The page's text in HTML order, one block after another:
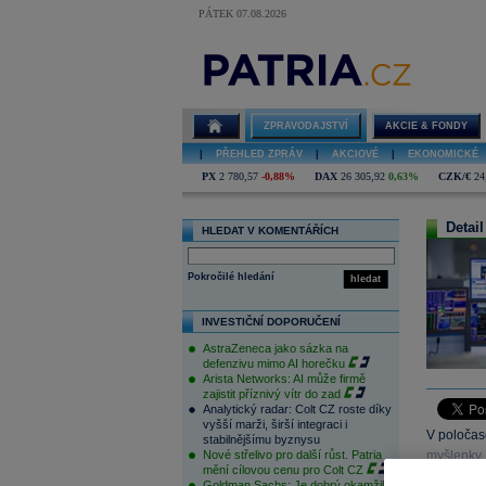
PÁTEK 07.08.2026
ZPRAVODAJSTVÍ AKCIE & FONDY
PŘEHLED ZPRÁV AKCIOVÉ EKONOMICKÉ
PX 2 780,57 -0,88% DAX 26 305,92 0,63% CZK/€
HLEDAT V KOMENTÁŘÍCH
hledat
Pokročilé hledání
INVESTIČNÍ DOPORUČENÍ
AstraZeneca jako sázka na
defenzivu mimo AI horečku
Arista Networks: AI může firmě
zajistit příznivý vítr do zad
Analytický radar: Colt CZ roste díky
vyšší marži, širší integraci i
stabilnějšímu byznysu
Nové střelivo pro další růst. Patria
mění cílovou cenu pro Colt CZ
V